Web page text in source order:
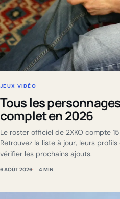
JEUX VIDÉO
Tous les
complet en 2026
Le roster officiel de 2XKO compte
Retrouvez la liste à jour, leurs
vérifier les prochains ajouts.
6 AOÛT 2026 4 MIN